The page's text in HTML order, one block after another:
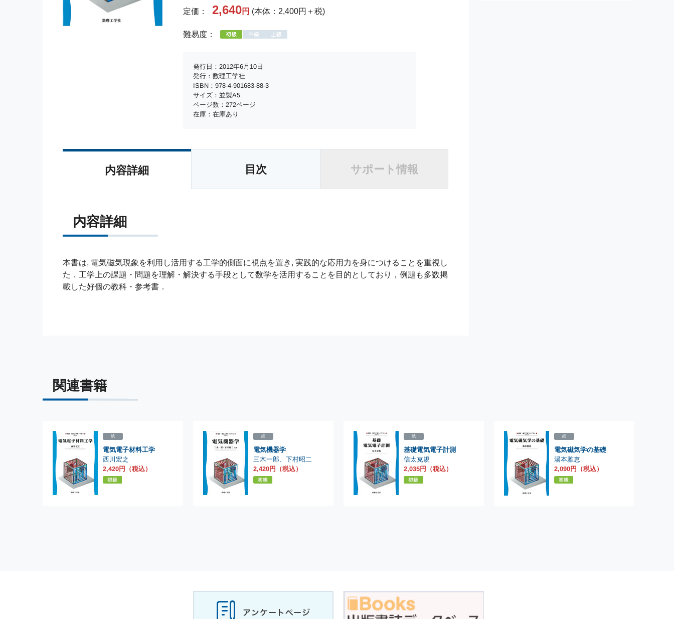
定価： 2,640円 (本体：2,400円＋税)
難易度：
発行日：2012年6月10日
発行：数理工学社
ISBN：978-4-901683-88-3
サイズ：並製A5
ページ数：272ページ
在庫：在庫あり
内容詳細 目次 サポート情報
内容詳細
本書は, 電気磁気現象を利用し活用する工学的側面に視点を置き, 実践的な応用力を身につけることを重視し
た．工学上の課題・問題を理解・解決する手段として数学を活用することを目的としており，例題も多数掲
載した好個の教科・参考書．
関連書籍
紙
電気電子材料工学
西川宏之
2,420円（税込）
紙
電気機器学
三木一郎、下村昭二
2,420円（税込）
紙
基礎電気電子計測
信太克規
2,035円（税込）
紙
電気磁気学の基礎
湯本雅恵
2,090円（税込）